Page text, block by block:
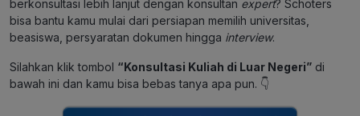
berkonsultasi lebih lanjut dengan konsultan expert? Schoters
bisa bantu kamu mulai dari persiapan memilih universitas,
beasiswa, persyaratan dokumen hingga interview.
Silahkan klik tombol “Konsultasi Kuliah di Luar Negeri” di
bawah ini dan kamu bisa bebas tanya apa pun. 👇